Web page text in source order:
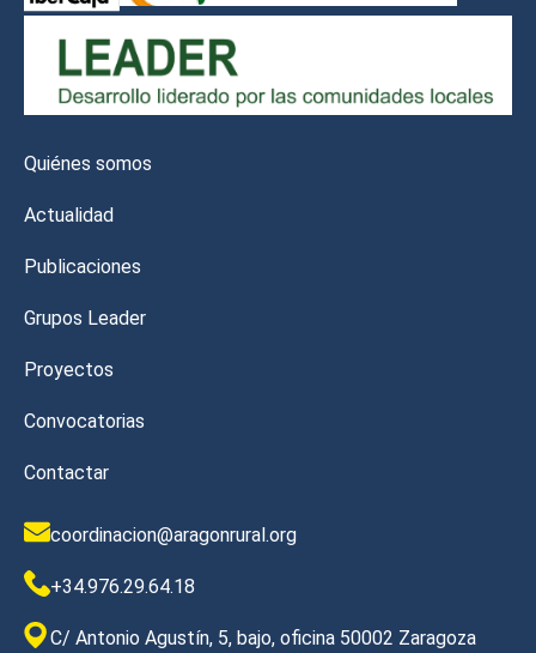
Quiénes somos
Actualidad
Publicaciones
Grupos Leader
Proyectos
Convocatorias
Contactar
coordinacion@aragonrural.org
+34.976.29.64.18
C/ Antonio Agustín, 5, bajo, oficina 50002 Zaragoza